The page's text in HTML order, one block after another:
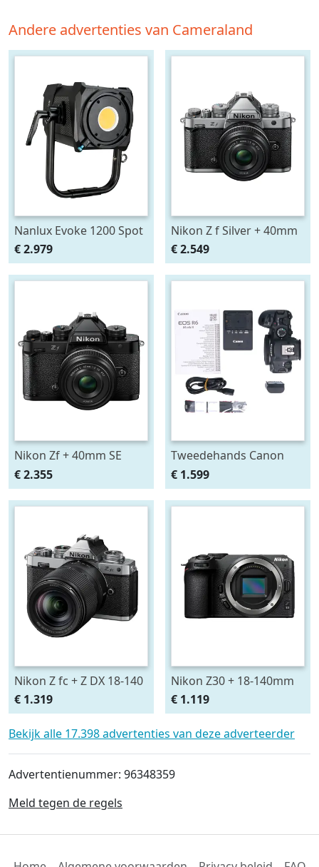
Andere advertenties van Cameraland
Nanlux Evoke 1200 Spot
Light
€ 2.979
Nikon Z f Silver + 40mm
SE
€ 2.549
Nikon Zf + 40mm SE
€ 2.355
Tweedehands Canon
EOS R6 Mark II Body
CM7124
€ 1.599
Nikon Z fc + Z DX 18-140
VR
€ 1.319
Nikon Z30 + 18-140mm
€ 1.119
Bekijk alle 17.398 advertenties van deze adverteerder
Advertentienummer: 96348359
Meld tegen de regels